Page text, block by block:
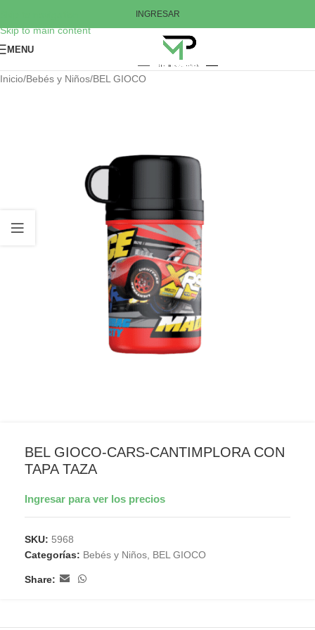
Skip to main content
INGRESAR
MENU
Inicio/Bebés y Niños/BEL GIOCO
BEL GIOCO-CARS-CANTIMPLORA CON
TAPA TAZA
Ingresar para ver los precios
SKU: 5968
Categorías: Bebés y Niños BEL GIOCO
Share: